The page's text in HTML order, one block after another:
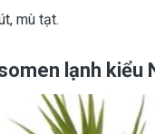
mù tạt.
lạnh kiểu